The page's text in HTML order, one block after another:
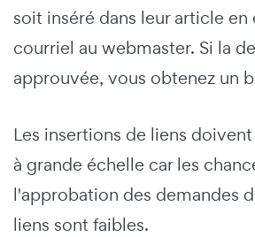
soit inséré dans leur article en
courriel au webmaster. Si la
approuvée, vous obtenez un
Les insertions de liens
à grande échelle car les
l'approbation des demandes
liens sont faibles.